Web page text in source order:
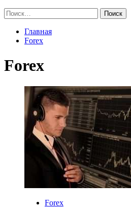
Найти:
Главная
Forex
Forex
Forex